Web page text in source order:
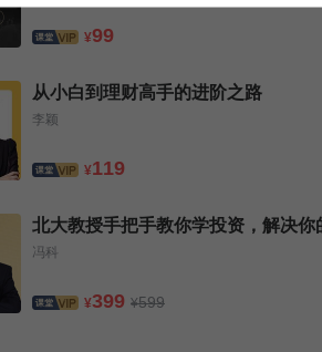
¥99
从小白到理财高手的进阶之路
李颖
¥119
北大教授手把手教你学投资，解决你
冯科
¥399 ¥599